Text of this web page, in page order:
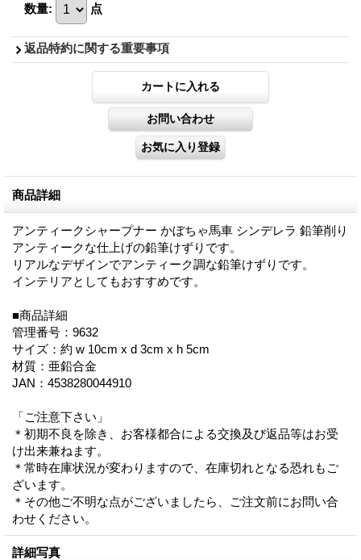
数量: 点
返品特約に関する重要事項
商品詳細
アンティークシャープナー かぼちゃ馬車 シンデレラ 鉛筆削り
アンティークな仕上げの鉛筆けずりです。
リアルなデザインでアンティーク調な鉛筆けずりです。
インテリアとしてもおすすめです。
■商品詳細
管理番号：9632
サイズ：約 w 10cm x d 3cm x h 5cm
材質：亜鉛合金
JAN：4538280044910
「ご注意下さい」
＊初期不良を除き、お客様都合による交換及び返品等はお受
け出来兼ねます。
＊常時在庫状況が変わりますので、在庫切れとなる恐れもご
ざいます。
＊その他ご不明な点がございましたら、ご注文前にお問い合
わせください。
詳細写真